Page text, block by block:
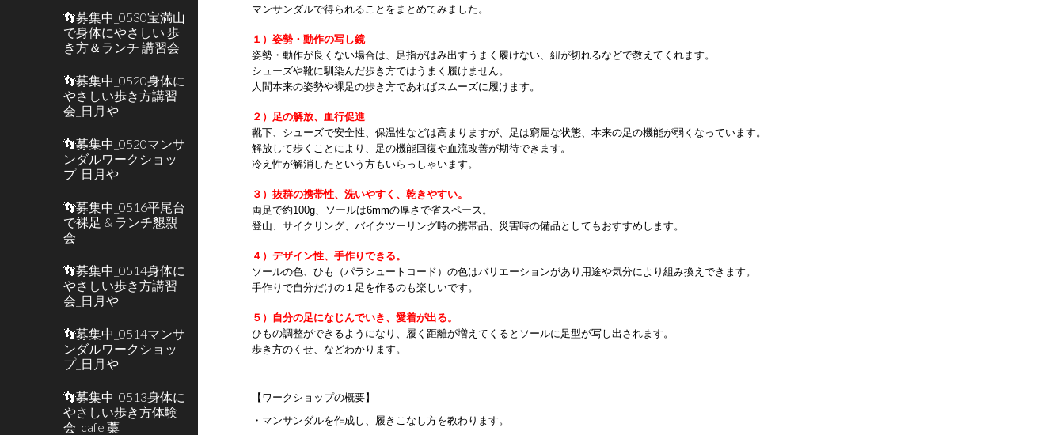
👣募集中_0530宝満山
で身体にやさしい 歩
き方＆ランチ 講習会
👣募集中_0520身体に
やさしい歩き方講習
会_日月や
👣募集中_0520マンサ
ンダルワークショッ
プ_日月や
👣募集中_0516平尾台
で裸足 & ランチ懇親
会
👣募集中_0514身体に
やさしい歩き方講習
会_日月や
👣募集中_0514マンサ
ンダルワークショッ
プ_日月や
👣募集中_0513身体に
やさしい歩き方体験
会_cafe 藁
マンサンダルで得られることをまとめてみました。
１）姿勢・動作の写し鏡
姿勢・動作が良くない場合は、足指がはみ出すうまく履けない、紐が切れるなどで教えてくれます。
シューズや靴に馴染んだ歩き方ではうまく履けません。
人間本来の姿勢や裸足の歩き方であればスムーズに履けます。
２）足の解放、血行促進
靴下、シューズで安全性、保温性などは高まりますが、足は窮屈な状態、本来の足の機能が弱くなっています。
解放して歩くことにより、足の機能回復や血流改善が期待できます。
冷え性が解消したという方もいらっしゃいます。
３）抜群の携帯性、洗いやすく、乾きやすい。
両足で約100g、ソールは6mmの厚さで省スペース。
登山、サイクリング、バイクツーリング時の携帯品、災害時の備品としてもおすすめします。
４）デザイン性、手作りできる。
ソールの色、ひも（パラシュートコード）の色はバリエーションがあり用途や気分により組み換えできます。
手作りで自分だけの１足を作るのも楽しいです。
５）自分の足になじんでいき、愛着が出る。
ひもの調整ができるようになり、履く距離が増えてくるとソールに足型が写し出されます。
歩き方のくせ、などわかります。
【ワークショップの概要】
・マンサンダルを作成し、履きこなし方を教わります。